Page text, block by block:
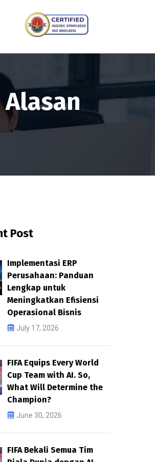
Post
Implementasi ERP
Perusahaan: Panduan
Lengkap untuk
Meningkatkan Efisiensi
Operasional Bisnis
July 17, 2026
FIFA Equips Every World
Cup Team with AI. So,
What Will Determine the
Champion?
June 30, 2026
FIFA Bekali Semua Tim